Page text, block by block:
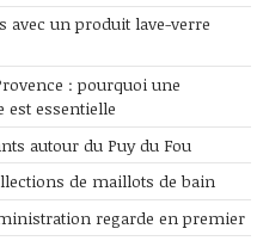
avec un produit lave-verre
: pourquoi une
essentielle
autour du Puy du Fou
de maillots de bain
regarde en premier